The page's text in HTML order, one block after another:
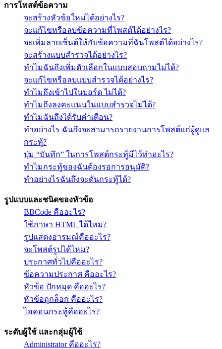
การโพสต์ข้อความ
จะสร้างหัวข้อใหม่ได้อย่างไร?
จะแก้ไขหรือลบข้อความที่โพสต์ได้อย่างไร?
จะเพิ่มลายเซ็นต์ให้กับข้อความที่ฉันโพสต์ได้อย่างไร?
จะสร้างแบบสำรวจได้อย่างไร?
ทำไมฉันถึงเพิ่มตัวเลือกในแบบสอบถามไม่ได้?
จะแก้ไขหรือลบแบบสำรวจได้อย่างไร?
ทำไมถึงเข้าไปในบอร์ด ไม่ได้?
ทำไมถึงลงคะแนนในแบบสำรวจไม่ได้?
ทำไมฉันถึงได้รับคำเตือน?
ทำอย่างไร ฉันถึงจะสามารถรายงานการโพสต์แก่ผู้ดูแล
กระทู้?
ปุ่ม “บันทึก” ในการโพสต์กระทู้มีไว้ทำอะไร?
ทำไมกระทู้ของฉันต้องรอการอนุมัติ?
ทำอย่างไรฉันถึงจะดันกระทู้ได้?
รูปแบบและชนิดของหัวข้อ
BBCode คืออะไร?
ใช้ภาษา HTML ได้ไหม?
รูปแสดงอารมณ์คืออะไร?
จะโพสต์รูปได้ไหม?
ประกาศทั่วไปคืออะไร?
ข้อความประกาศ คืออะไร?
หัวข้อ ปักหมุด คืออะไร?
หัวข้อถูกล็อก คืออะไร?
ไอคอนกระทู้คืออะไร?
ระดับผู้ใช้ และกลุ่มผู้ใช้
Administrator คืออะไร?